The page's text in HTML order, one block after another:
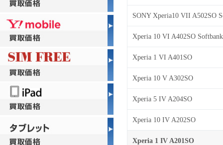
SONY Xperia10 VII A502SO
Xperia 10 VI A402SO Softbank
Xperia 1 VI A401SO
Xperia 10 V A302SO
Xperia 5 IV A204SO
Xperia 10 IV A202SO
Xperia 1 IV A201SO